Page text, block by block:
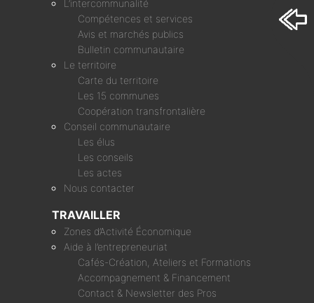
L’intercommunalité
Compétences et services
Avis et marchés publics
Bulletin communautaire
Le territoire
Carte du territoire
Les 15 communes
Coopération transfrontalière
Conseil communautaire
Les élus
Les conseils
Les actes
Nous contacter
TRAVAILLER
Zones d’Activité Économique
Aide à l’entrepreneuriat
Cafés-Création, Ateliers et Formations
Accompagnement & Financement
Contact & Newsletter des Pros